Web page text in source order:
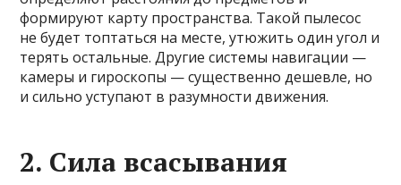
формируют карту пространства. Такой пылесос
не будет топтаться на месте, утюжить один угол и
терять остальные. Другие системы навигации —
камеры и гироскопы — существенно дешевле, но
и сильно уступают в разумности движения.
2. Сила всасывания